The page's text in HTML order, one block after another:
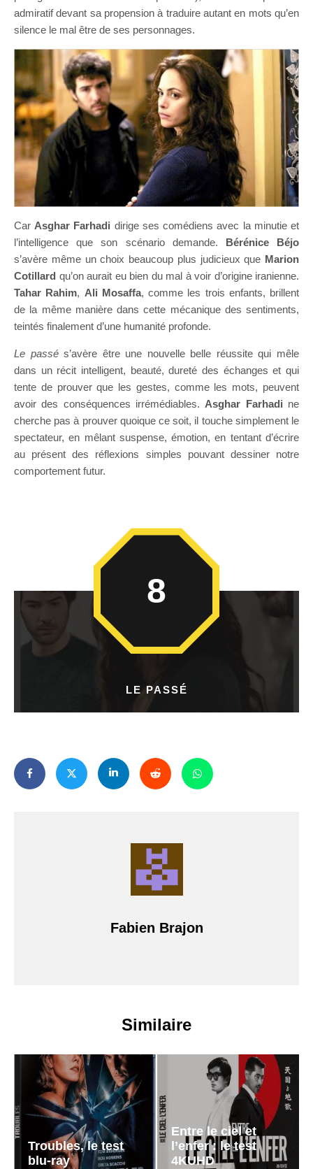
admiratif devant sa propension à traduire autant en mots qu’en
silence le mal être de ses personnages.
CarAsghar Farhadi dirige ses comédiens avec la minutie et
l’intelligence que son scénario demande. Bérénice Béjo
s’avère même un choix beaucoup plus judicieux que Marion
Cotillard qu’on aurait eu bien du mal à voir d’origine iranienne.
Tahar Rahim, Ali Mosaffa, comme les trois enfants, brillent
de la même manière dans cette mécanique des sentiments,
teintés finalement d’une humanité profonde.
Le passés’avère être une nouvelle belle réussite qui mêle
dans un récit intelligent, beauté, dureté des échanges et qui
tente de prouver que les gestes, comme les mots, peuvent
avoir des conséquences irrémédiables.Asghar Farhadi ne
cherche pas à prouver quoique ce soit, il touche simplement le
spectateur, en mêlant suspense, émotion, en tentant d’écrire
au présent des réflexions simples pouvant dessiner notre
comportement futur.
LE PASSÉ
8
Fabien Brajon
Similaire
Troubles, le test
blu-ray
Entre le ciel et
l’enfer : le test
4KUHD